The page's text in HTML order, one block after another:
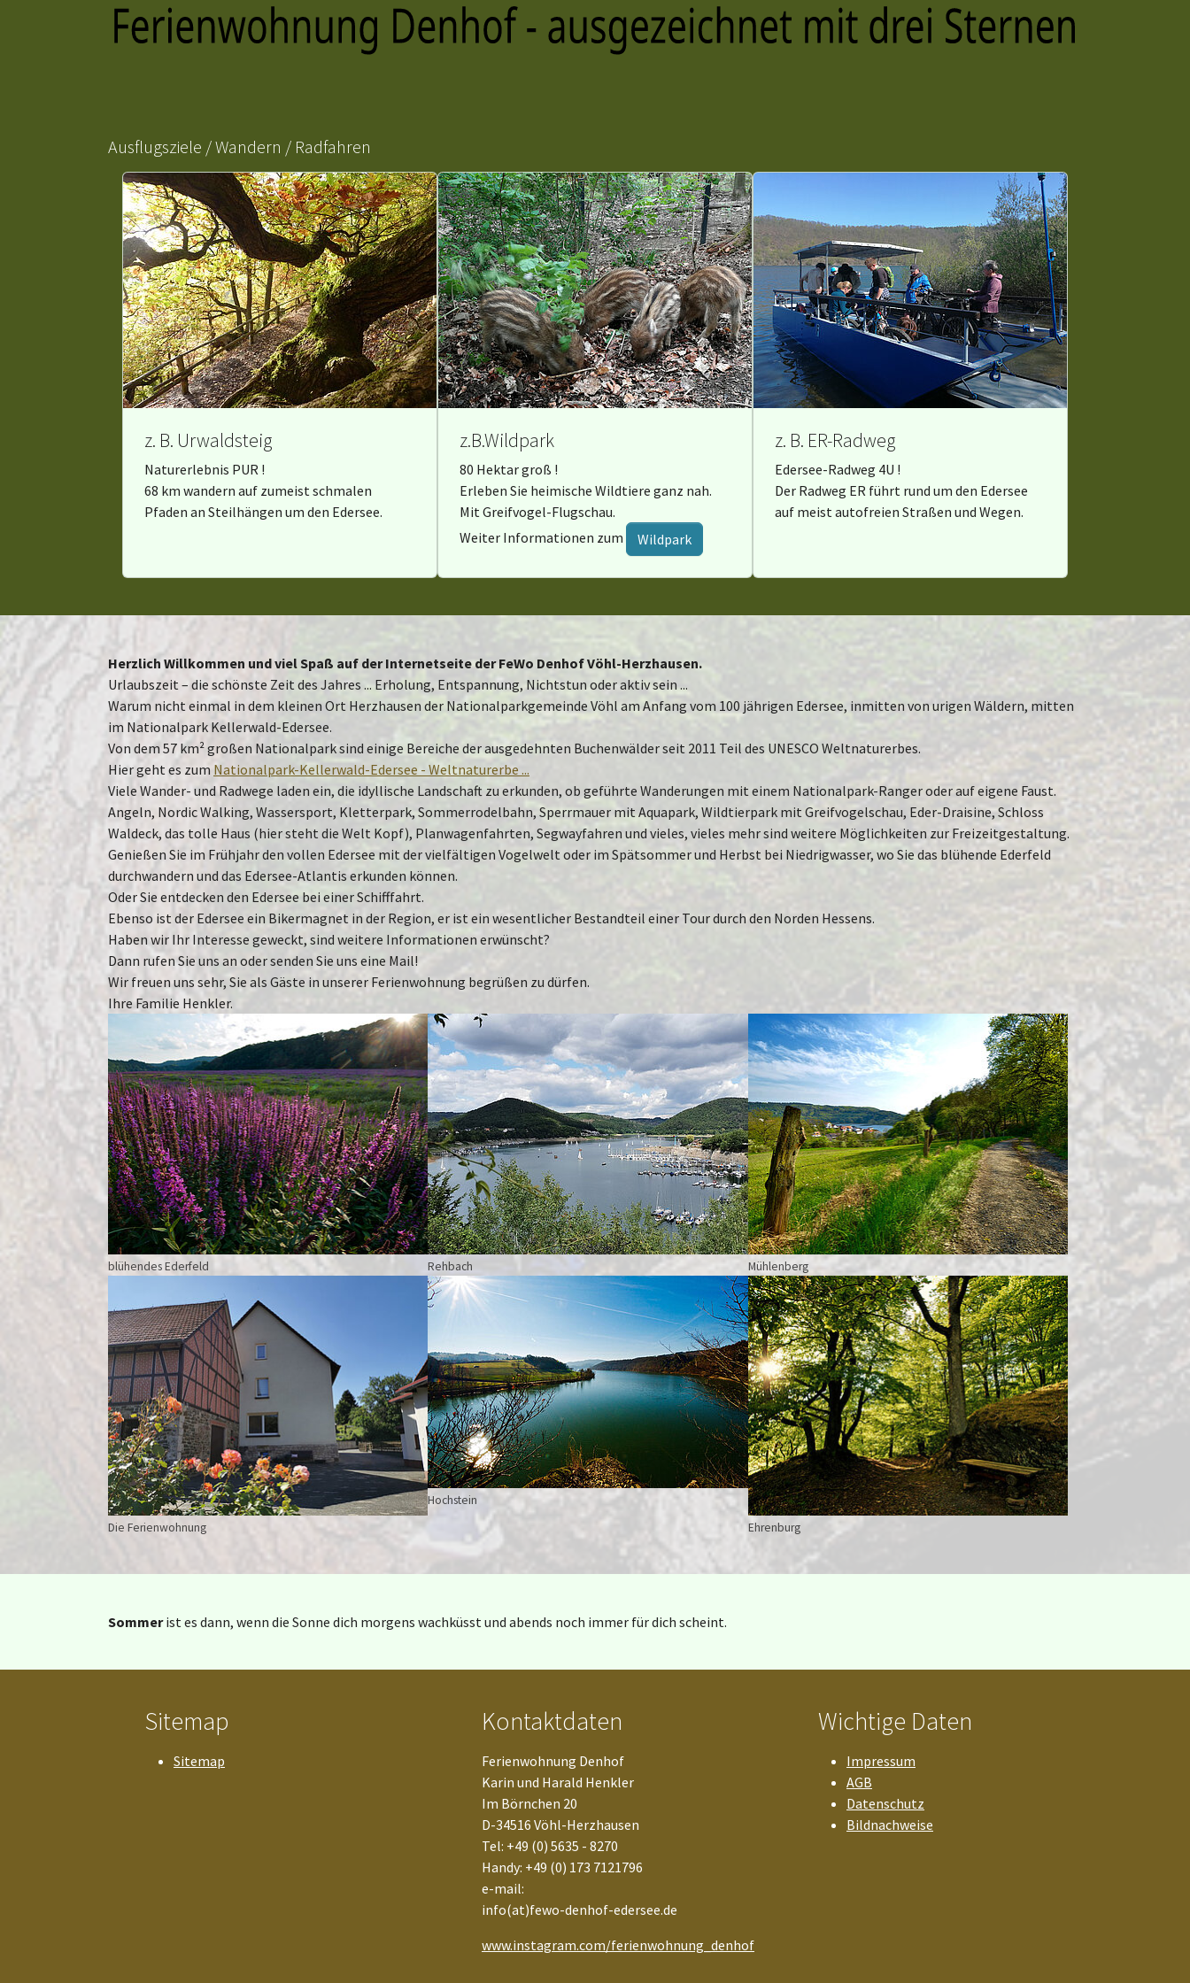
Ausflugsziele / Wandern / Radfahren
z. B. Urwaldsteig
Naturerlebnis PUR !
68 km wandern auf zumeist schmalen
Pfaden an Steilhängen um den Edersee.
z.B.Wildpark
80 Hektar groß !
Erleben Sie heimische Wildtiere ganz nah.
Mit Greifvogel-Flugschau.
Weiter Informationen zum
Wildpark
z. B. ER-Radweg
Edersee-Radweg 4U !
Der Radweg ER führt rund um den Edersee
auf meist autofreien Straßen und Wegen.
Show larger version for:
blühendes Ederfeld
Show larger version for:
Rehbach
Show larger version for:
Mühlenberg
Die Ferienwohnung
Show larger version for:
Hochstein
Show larger version for:
Ehrenburg
Herzlich Willkommen und viel Spaß auf der Internetseite der FeWo Denhof Vöhl-Herzhausen.
Urlaubszeit – die schönste Zeit des Jahres ... Erholung, Entspannung, Nichtstun oder aktiv sein ...
Warum nicht einmal in dem kleinen Ort Herzhausen der Nationalparkgemeinde Vöhl am Anfang vom 100 jährigen Edersee, inmitten von urigen Wäldern, mitten
im Nationalpark Kellerwald-Edersee.
Von dem 57 km² großen Nationalpark sind einige Bereiche der ausgedehnten Buchenwälder seit 2011 Teil des UNESCO Weltnaturerbes.
Hier geht es zum Nationalpark-Kellerwald-Edersee - Weltnaturerbe ...
Viele Wander- und Radwege laden ein, die idyllische Landschaft zu erkunden, ob geführte Wanderungen mit einem Nationalpark-Ranger oder auf eigene Faust.
Angeln, Nordic Walking, Wassersport, Kletterpark, Sommerrodelbahn, Sperrmauer mit Aquapark, Wildtierpark mit Greifvogelschau, Eder-Draisine, Schloss
Waldeck, das tolle Haus (hier steht die Welt Kopf), Planwagenfahrten, Segwayfahren und vieles, vieles mehr sind weitere Möglichkeiten zur Freizeitgestaltung.
Genießen Sie im Frühjahr den vollen Edersee mit der vielfältigen Vogelwelt oder im Spätsommer und Herbst bei Niedrigwasser, wo Sie das blühende Ederfeld
durchwandern und das Edersee-Atlantis erkunden können.
Oder Sie entdecken den Edersee bei einer Schifffahrt.
Ebenso ist der Edersee ein Bikermagnet in der Region, er ist ein wesentlicher Bestandteil einer Tour durch den Norden Hessens.
Haben wir Ihr Interesse geweckt, sind weitere Informationen erwünscht?
Dann rufen Sie uns an oder senden Sie uns eine Mail!
Wir freuen uns sehr, Sie als Gäste in unserer Ferienwohnung begrüßen zu dürfen.
Ihre Familie Henkler.
Sommerist es dann, wenn die Sonne dich morgens wachküsst und abends noch immer für dich scheint.
Sitemap
Sitemap
Kontaktdaten
Ferienwohnung Denhof
Karin und Harald Henkler
Im Börnchen 20
D-34516 Vöhl-Herzhausen
Tel: +49 (0) 5635 - 8270
Handy: +49 (0) 173 7121796
e-mail:
info(at)fewo-denhof-edersee.de
www.instagram.com/ferienwohnung_denhof
Wichtige Daten
Impressum
AGB
Datenschutz
Bildnachweise
EXTERNE MEDIEN
YouTube
VISITOR_INFO1_LIVE
Google LLC
Um Videos anzuzeigen
Laufzeit:
1 Jahr
Name:
Anbieter:
Cyberlegis-RA GmbH,
Um externe Videos einzubinden
Laufzeit:
OpenStreetMap
Name:
OpenStreetMap
Anbieter:
OpenStreetMap.org
Zweck:
Um die Karte richtig anzuzeigen
Cookie